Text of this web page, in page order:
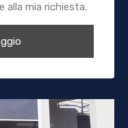
alla mia richiesta.